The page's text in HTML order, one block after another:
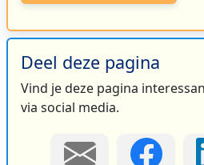
Deel deze pagina
Vind je deze pagina
via social media.